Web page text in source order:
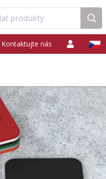
produkty
Kontaktujte nás